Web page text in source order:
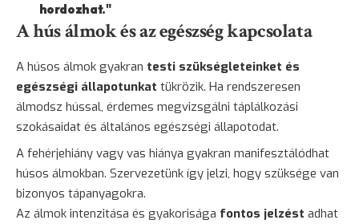
hordozhat."
A hús álmok és az egészség kapcsolata
A húsos álmok gyakran testi szükségleteinket és
egészségi állapotunkat tükrözik. Ha rendszeresen
álmodsz hússal, érdemes megvizsgálni táplálkozási
szokásaidat és általános egészségi állapotodat.
A fehérjehiány vagy vas hiánya gyakran manifesztálódhat
húsos álmokban. Szervezetünk így jelzi, hogy szüksége van
bizonyos tápanyagokra.
Az álmok intenzitása és gyakorisága fontos jelzést adhat